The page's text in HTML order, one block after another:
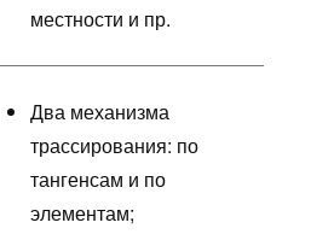
местности и пр.
Два механизма
трассирования: по
тангенсам и по
элементам;